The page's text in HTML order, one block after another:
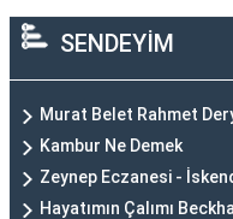
SENDEYİM
Murat Belet Rahmet
Kambur Ne Demek
Zeynep Eczanesi -
Hayatımın Çalımı